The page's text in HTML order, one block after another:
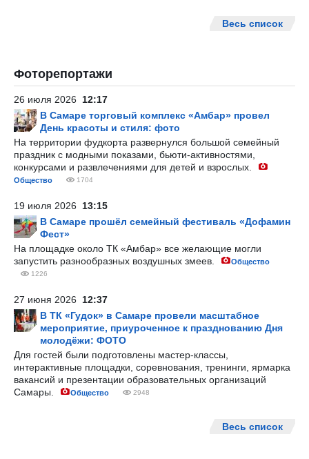
Весь список
Фоторепортажи
26 июля 2026 12:17
В Самаре торговый комплекс «Амбар» провел
День красоты и стиля: фото
На территории фудкорта развернулся большой семейный
праздник с модными показами, бьюти-активностями,
конкурсами и развлечениями для детей и взрослых.
Общество 1704
19 июля 2026 13:15
В Самаре прошёл семейный фестиваль «Дофамин
Фест»
На площадке около ТК «Амбар» все желающие могли
запустить разнообразных воздушных змеев.
Общество
1226
27 июня 2026 12:37
В ТК «Гудок» в Самаре провели масштабное
мероприятие, приуроченное к празднованию Дня
молодёжи: ФОТО
Для гостей были подготовлены мастер-классы,
интерактивные площадки, соревнования, тренинги, ярмарка
вакансий и презентации образовательных организаций
Самары.
Общество 2948
Весь список